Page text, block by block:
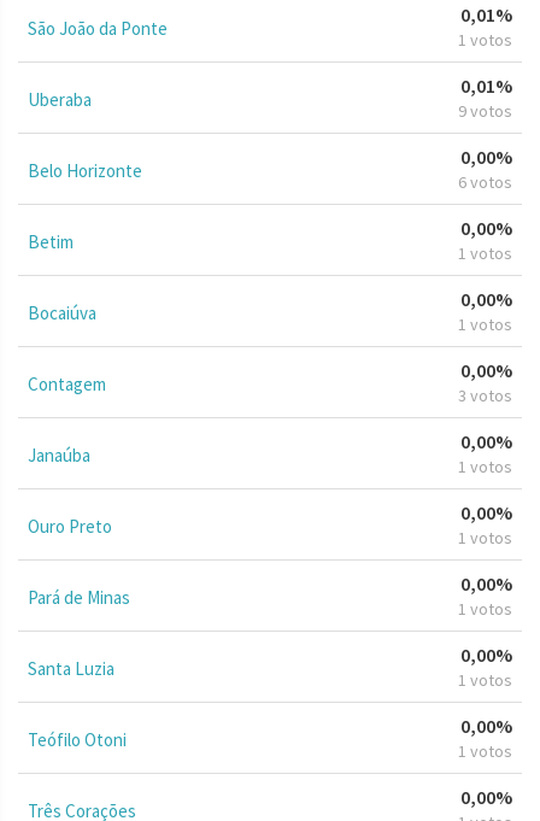
São João da Ponte
0,01%
1 votos
Uberaba
0,01%
9 votos
Belo Horizonte
0,00%
6 votos
Betim
0,00%
1 votos
Bocaiúva
0,00%
1 votos
Contagem
0,00%
3 votos
Janaúba
0,00%
1 votos
Ouro Preto
0,00%
1 votos
Pará de Minas
0,00%
1 votos
Santa Luzia
0,00%
1 votos
Teófilo Otoni
0,00%
1 votos
Três Corações
0,00%